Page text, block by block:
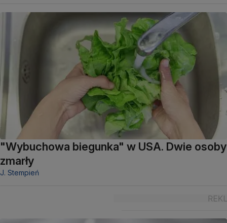
"Wybuchowa biegunka" w USA. Dwie osoby
zmarły
J. Stempień